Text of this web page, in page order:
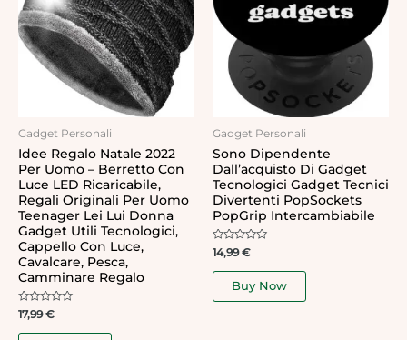
Gadget Personali
Idee Regalo Natale 2022
Per Uomo – Berretto Con
Luce LED Ricaricabile,
Regali Originali Per Uomo
Teenager Lei Lui Donna
Gadget Utili Tecnologici,
Cappello Con Luce,
Cavalcare, Pesca,
Camminare Regalo
Rated
0
out
17,99€
Gadget Personali
Sono Dipendente
Dall’acquisto Di Gadget
Tecnologici Gadget Tecnici
Divertenti PopSockets
PopGrip Intercambiabile
Rated
0
out
14,99€
Buy Now